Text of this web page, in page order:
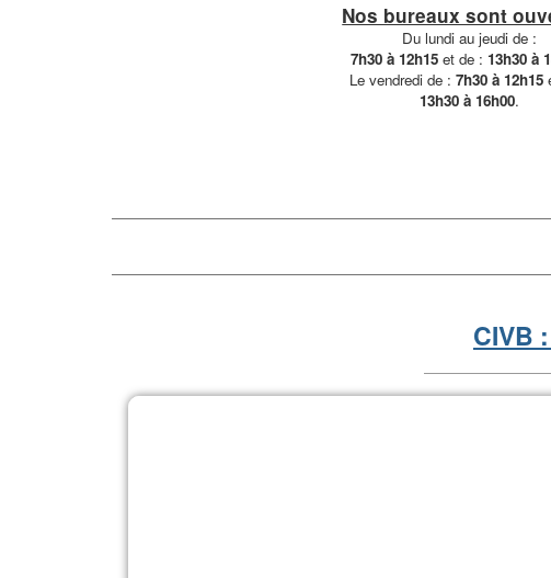
Nos bureaux sont
Du lundi au jeudi de :
7h30 à 12h15 et de : 13h30 à
Le vendredi de :7h30 à 12h15
13h30 à 16h00.
CIVB